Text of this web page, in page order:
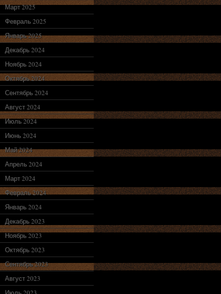
Март 2025
Февраль 2025
Январь 2025
Декабрь 2024
Ноябрь 2024
Октябрь 2024
Сентябрь 2024
Август 2024
Июль 2024
Июнь 2024
Май 2024
Апрель 2024
Март 2024
Февраль 2024
Январь 2024
Декабрь 2023
Ноябрь 2023
Октябрь 2023
Сентябрь 2023
Август 2023